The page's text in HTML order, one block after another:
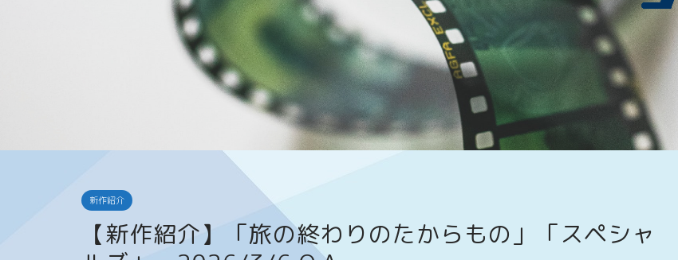
新作紹介
【新作紹介】「旅の終わりのたからもの」「スペシャ